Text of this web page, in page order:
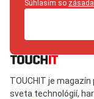
Súhlasím so
TOUCHIT je
sveta technológií,